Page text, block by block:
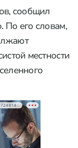
сообщил
По его словам,
местности
РЕКЛАМА • ООО "ТРАНСВЭЙ СЕРВИС", ИНН 7724814198